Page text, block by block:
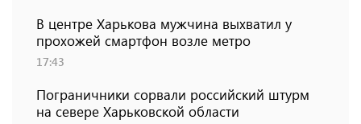
В центре Харькова мужчина выхватил у
прохожей смартфон возле метро
17:43
Пограничники сорвали российский штурм
на севере Харьковской области